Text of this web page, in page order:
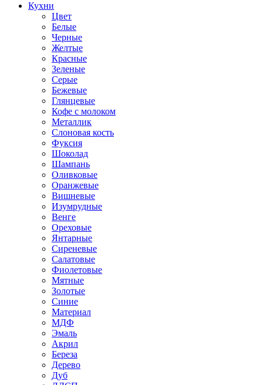
Кухни
Цвет
Белые
Черные
Желтые
Красные
Зеленые
Серые
Бежевые
Глянцевые
Кофе с молоком
Металлик
Слоновая кость
Фуксия
Шоколад
Шампань
Оливковые
Оранжевые
Вишневые
Изумрудные
Венге
Ореховые
Янтарные
Сиреневые
Салатовые
Фиолетовые
Мятные
Золотые
Синие
Материал
МДФ
Эмаль
Акрил
Береза
Дерево
Дуб